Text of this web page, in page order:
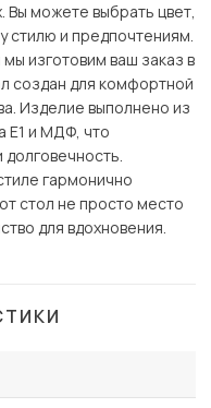
Вы можете выбрать цвет,
стилю и предпочтениям.
изготовим ваш заказ в
создан для комфортной
Изделие выполнено из
Е1 и МДФ, что
долговечность.
гармонично
стол не просто место
для вдохновения.